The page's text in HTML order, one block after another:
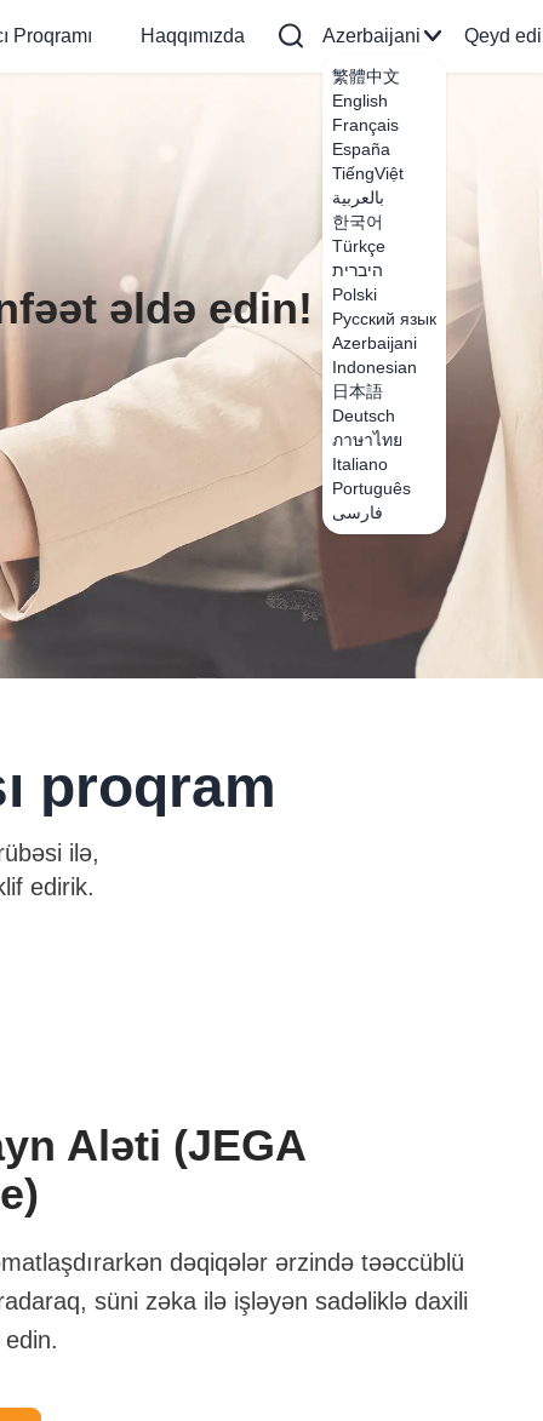
Proqramı Haqqımızda Azerbaijani
繁體中文
English
Français
España
TiếngViệt
بالعربية
한국어
Türkçe
היברית
Polski
Русский язык
Azerbaijani
Indonesian
日本語
Deutsch
ภาษาไทย
Italiano
Português
فارسی
Qeyd
əldə edin!
proqram
ilə,
edirik.
Aləti (JEGA
dəqiqələr ərzində təəccüblü
süni zəka ilə işləyən sadəliklə daxili
edin.